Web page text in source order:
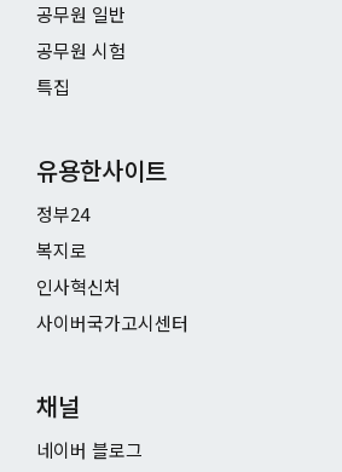
공무원 일반
공무원 시험
특집
유용한사이트
정부24
복지로
인사혁신처
사이버국가고시센터
채널
네이버 블로그